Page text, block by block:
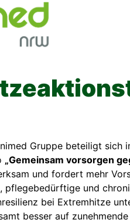
Gruppe beteiligt sich
„Gemeinsam vorsorgen
und fordert mehr
pflegebedürftige und
bei Extremhitze
besser auf